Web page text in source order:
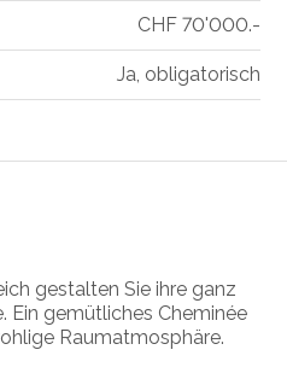
gestalten Sie ihre ganz
Ein gemütliches Cheminée
Raumatmosphäre.
CHF 70'000.-
Ja, obligatorisch